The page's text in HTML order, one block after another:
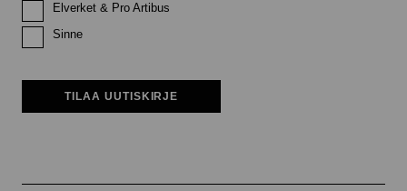
Elverket & Pro Artibus
Sinne
TILAA UUTISKIRJE